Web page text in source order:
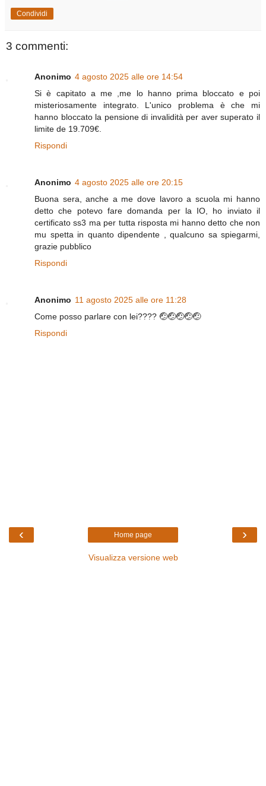
Condividi
3 commenti:
Anonimo 4 agosto 2025 alle ore 14:54
Si è capitato a me ,me lo hanno prima bloccato e poi
misteriosamente integrato. L'unico problema è che mi
hanno bloccato la pensione di invalidità per aver superato il
limite de 19.709€.
Rispondi
Anonimo 4 agosto 2025 alle ore 20:15
Buona sera, anche a me dove lavoro a scuola mi hanno
detto che potevo fare domanda per la IO, ho inviato il
certificato ss3 ma per tutta risposta mi hanno detto che non
mu spetta in quanto dipendente , qualcuno sa spiegarmi,
grazie pubblico
Rispondi
Anonimo 11 agosto 2025 alle ore 11:28
Come posso parlare con lei???? 🤕🤕🤕🤕🤕
Rispondi
‹ ›
Home page
Visualizza versione web